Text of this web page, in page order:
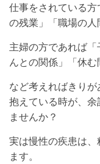
仕事をされている
の残業」「職場の人
主婦の方であれば
んとの関係」「休む
など考えればきり
抱えている時が、
ませんか？
実は慢性の疾患は
ます。